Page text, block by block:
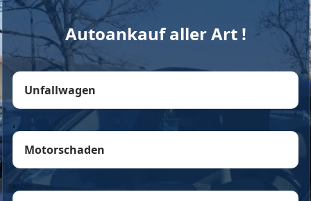
Autoankauf aller Art !
Unfallwagen
,
Motorschaden
,